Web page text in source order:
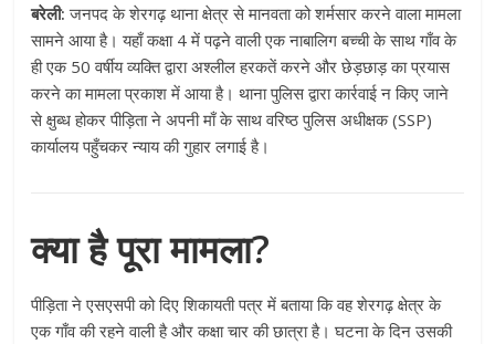
बरेली: जनपद के शेरगढ़ थाना क्षेत्र से मानवता को शर्मसार करने वाला मामला
सामने आया है। यहाँ कक्षा 4 में पढ़ने वाली एक नाबालिग बच्ची के साथ गाँव के
ही एक 50 वर्षीय व्यक्ति द्वारा अश्लील हरकतें करने और छेड़छाड़ का प्रयास
करने का मामला प्रकाश में आया है। थाना पुलिस द्वारा कार्रवाई न किए जाने
से क्षुब्ध होकर पीड़िता ने अपनी माँ के साथ वरिष्ठ पुलिस अधीक्षक (SSP)
कार्यालय पहुँचकर न्याय की गुहार लगाई है।
क्या है पूरा मामला?
पीड़िता ने एसएसपी को दिए शिकायती पत्र में बताया कि वह शेरगढ़ क्षेत्र के
एक गाँव की रहने वाली है और कक्षा चार की छात्रा है। घटना के दिन उसकी